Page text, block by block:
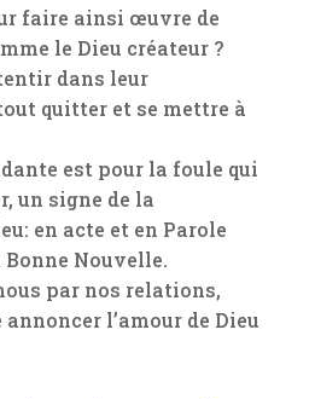
faire ainsi œuvre de
le Dieu créateur ?
dans leur
quitter et se mettre à
est pour la foule qui
un signe de la
en acte et en Parole
Nouvelle.
par nos relations,
l’amour de Dieu